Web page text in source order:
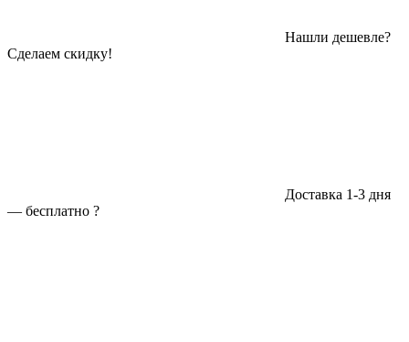
Нашли дешевле?
Сделаем скидку!
Доставка 1-3 дня
— бесплатно ?